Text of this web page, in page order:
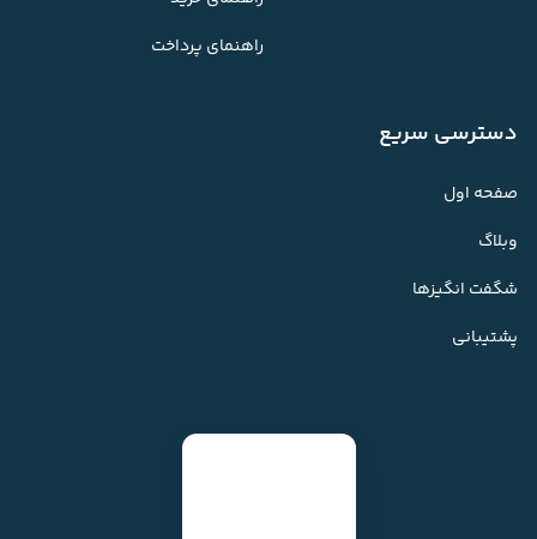
راهنمای پرداخت
دسترسی سریع
صفحه اول
وبلاگ
شگفت انگیزها
پشتیبانی